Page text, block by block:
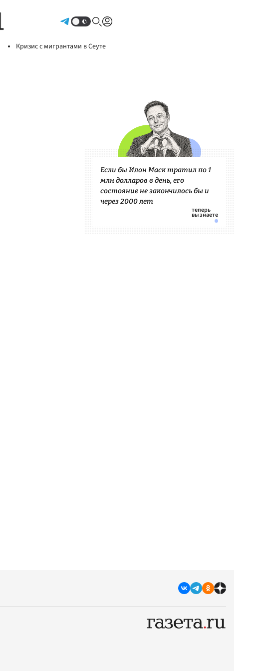
Кризис с мигрантами в Сеуте
Если бы Илон Маск тратил по 1
млн долларов в день, его
состояние не закончилось бы и
через 2000 лет